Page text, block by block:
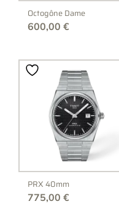
Octogône Dame
600,00 €
PRX 40mm
775,00 €